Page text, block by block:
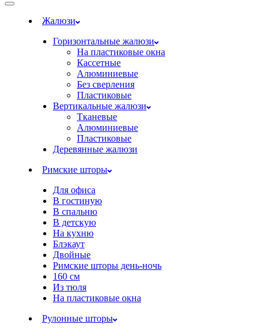
Жалюзи
Горизонтальные жалюзи
На пластиковые окна
Кассетные
Алюминиевые
Без сверления
Пластиковые
Вертикальные жалюзи
Тканевые
Алюминиевые
Пластиковые
Деревянные жалюзи
Римские шторы
Для офиса
В гостиную
В спальню
В детскую
На кухню
Блэкаут
Двойные
Римские шторы день-ночь
160 см
Из тюля
На пластиковые окна
Рулонные шторы